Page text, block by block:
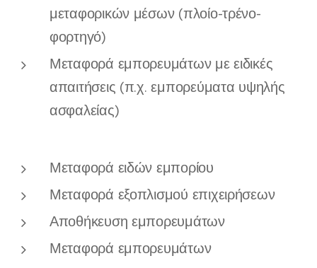
μεταφορικών μέσων (πλοίο-τρένο-
φορτηγό)
Μεταφορά εμπορευμάτων με ειδικές
απαιτήσεις (π.χ. εμπορεύματα υψηλής
ασφαλείας)
Μεταφορά ειδών εμπορίου
Μεταφορά εξοπλισμού επιχειρήσεων
Αποθήκευση εμπορευμάτων
Μεταφορά εμπορευμάτων